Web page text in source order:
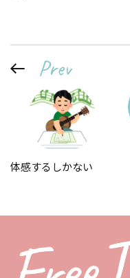
体感するしかない